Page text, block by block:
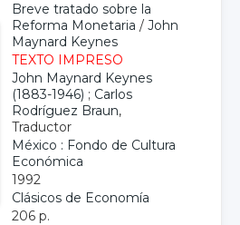
Breve tratado sobre la
Reforma Monetaria / John
Maynard Keynes
TEXTO IMPRESO
John Maynard Keynes
(1883-1946) ; Carlos
Rodríguez Braun,
Traductor
México : Fondo de Cultura
Económica
1992
Clásicos de Economía
206 p.